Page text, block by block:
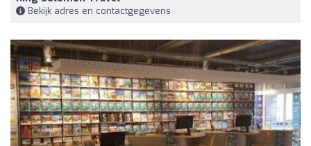
Bekijk adres en contactgegevens